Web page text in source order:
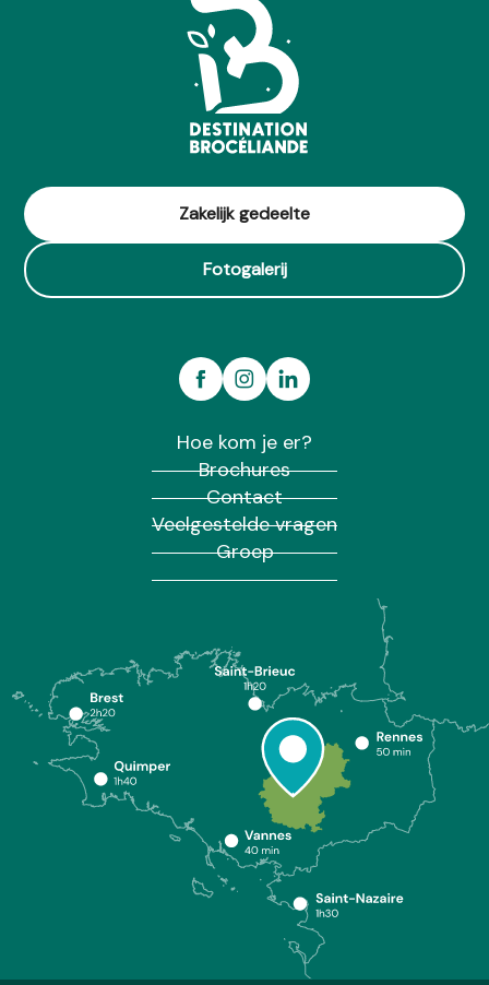
Zakelijk gedeelte
Fotogalerij
Hoe kom je er?
Brochures
Contact
Veelgestelde vragen
Groep